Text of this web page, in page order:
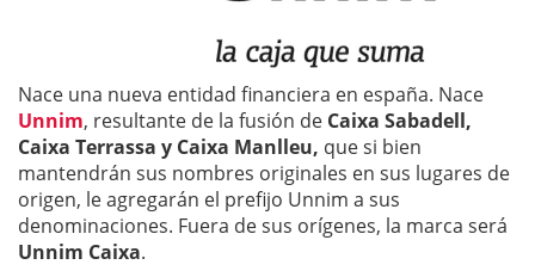
Nace una nueva entidad financiera en españa. Nace
Unnim, resultante de la fusión de Caixa Sabadell,
Caixa Terrassa y Caixa Manlleu, que si bien
mantendrán sus nombres originales en sus lugares de
origen, le agregarán el prefijo Unnim a sus
denominaciones. Fuera de sus orígenes, la marca será
Unnim Caixa.